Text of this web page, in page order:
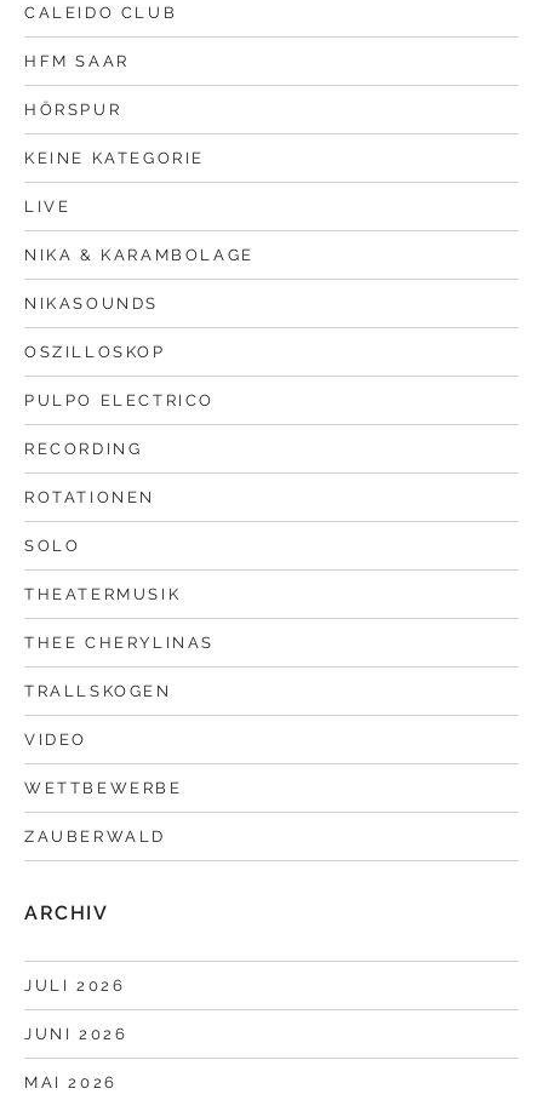
CALEIDO CLUB
HFM SAAR
HÖRSPUR
KEINE KATEGORIE
LIVE
NIKA & KARAMBOLAGE
NIKASOUNDS
OSZILLOSKOP
PULPO ELECTRICO
RECORDING
ROTATIONEN
SOLO
THEATERMUSIK
THEE CHERYLINAS
TRALLSKOGEN
VIDEO
WETTBEWERBE
ZAUBERWALD
ARCHIV
JULI 2026
JUNI 2026
MAI 2026